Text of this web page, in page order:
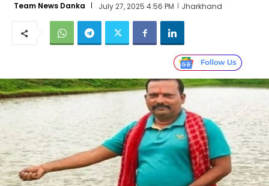
Team News Danka July 27, 2025 4:56 PM Jharkhand